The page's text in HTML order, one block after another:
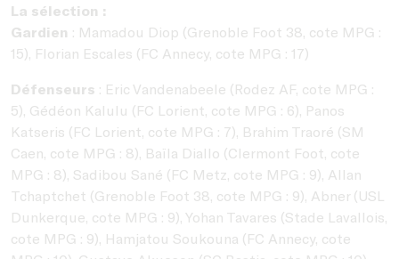
La sélection :
Gardien : Mamadou Diop (Grenoble Foot 38, cote MPG :
15), Florian Escales (FC Annecy, cote MPG : 17)
Défenseurs : Eric Vandenabeele (Rodez AF, cote MPG :
5), Gédéon Kalulu (FC Lorient, cote MPG : 6), Panos
Katseris (FC Lorient, cote MPG : 7), Brahim Traoré (SM
Caen, cote MPG : 8), Baïla Diallo (Clermont Foot, cote
MPG : 8), Sadibou Sané (FC Metz, cote MPG : 9), Allan
Tchaptchet (Grenoble Foot 38, cote MPG : 9), Abner (USL
Dunkerque, cote MPG : 9), Yohan Tavares (Stade Lavallois,
cote MPG : 9), Hamjatou Soukouna (FC Annecy, cote